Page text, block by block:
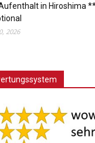
in Hiroshima
2026